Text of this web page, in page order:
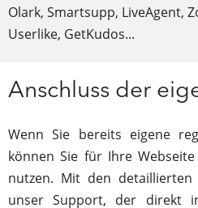
Olark, Smartsupp, LiveAgent,
Userlike, GetKudos...
Anschluss der
Wenn Sie bereits eigene
können Sie für Ihre
nutzen. Mit den
unser Support, der direkt